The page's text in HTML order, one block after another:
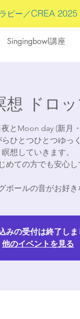
Singingbowl講座
ピー／CREA 2025
ドロ
とMoon day (新月
ひとつひとつゆっ
瞑想していきます。​
めての方でも安心し
ボールの音がお好き
みの受付は終了しま
他のイベントを見る